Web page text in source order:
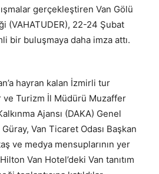
gerçekleştiren Van Gölü
(VAHATUDER), 22-24 Şubat
bir buluşmaya daha imza attı.
hayran kalan İzmirli tur
Turizm İl Müdürü Muzaffer
Ajansı (DAKA) Genel
Van Ticaret Odası Başkan
ve medya mensuplarının yer
Van Hotel’deki Van tanıtım